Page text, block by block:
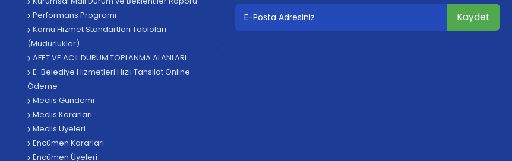
Performans Programı
Kamu Hizmet Standartları Tabloları
(Müdürlükler)
AFET VE ACİL DURUM TOPLANMA ALANLARI
E-Belediye Hizmetleri Hızlı Tahsilat Online
Ödeme
Meclis Gündemi
Meclis Kararları
Meclis Üyeleri
Encümen Kararları
Encümen Üyeleri